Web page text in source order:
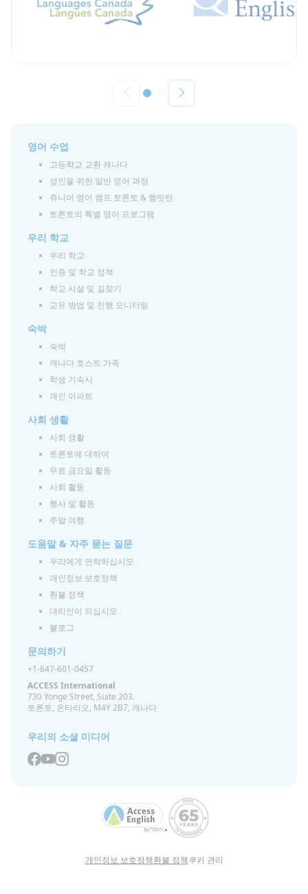
영어 수업
고등학교 교환 캐나다
성인을 위한 일반 영어 과정
쥬니어 영어 캠프 토론토 & 햄릿턴
토론토의 특별 영어 프로그램
우리 학교
우리 학교
인증 및 학교 정책
학교 시설 및 길찾기
교유 방법 및 진행 모니터링
숙박
숙박
캐나다 호스트 가족
학생 기숙사
개인 아파트
사회 생활
사회 생활
토론토에 대하여
무료 금요일 활동
사회 활동
행사 및 활동
주말 여행
도움말 & 자주 묻는 질문
우리에게 연락하십시오
개인정보 보호정책
환불 정책
대리인이 되십시오
블로그
문의하기
+1-647-601-0457
ACCESS International
730 Yonge Street, Suite 203.
토론토, 온타리오, M4Y 2B7, 캐나다
우리의 소셜 미디어
개인정보 보호정책환불 정책쿠키 관리